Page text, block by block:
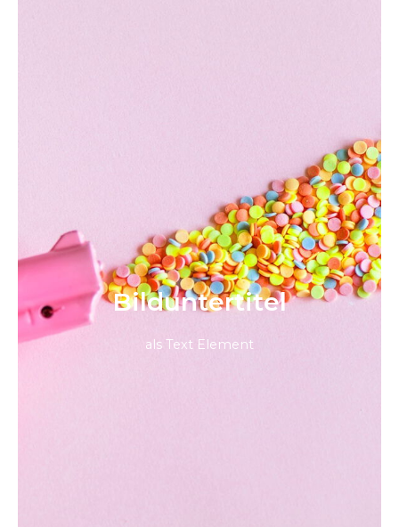
Bild­unter­titel
als Text Element